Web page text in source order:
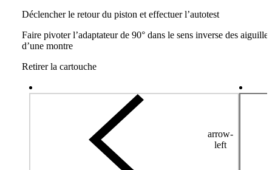
Déclencher le retour du piston et effectuer l’autotest
Faire pivoter l’adaptateur de 90° dans le sens inverse des aiguilles
d’une montre
Retirer la cartouche
arrow-
left